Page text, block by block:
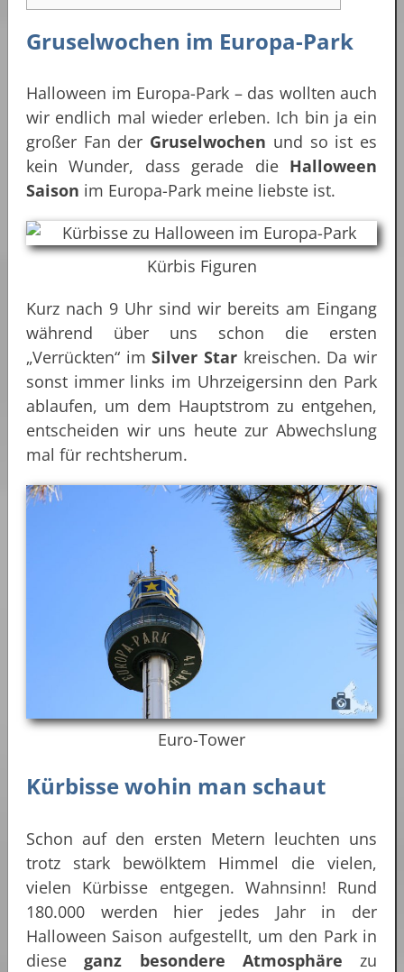
Gruselwochen im Europa-Park
Halloween im Europa-Park – das wollten auch
wir endlich mal wieder erleben. Ich bin ja ein
großer Fan der Gruselwochen und so ist es
kein Wunder, dass gerade die Halloween
Saison im Europa-Park meine liebste ist.
Kürbis Figuren
Kurz nach 9 Uhr sind wir bereits am Eingang
während über uns schon die ersten
„Verrückten“ im Silver Star kreischen. Da wir
sonst immer links im Uhrzeigersinn den Park
ablaufen, um dem Hauptstrom zu entgehen,
entscheiden wir uns heute zur Abwechslung
mal für rechtsherum.
Euro-Tower
Kürbisse wohin man schaut
Schon auf den ersten Metern leuchten uns
trotz stark bewölktem Himmel die vielen,
vielen Kürbisse entgegen. Wahnsinn! Rund
180.000 werden hier jedes Jahr in der
Halloween Saison aufgestellt, um den Park in
diese ganz besondere Atmosphäre zu